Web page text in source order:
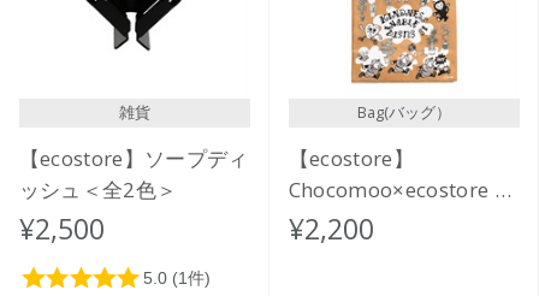
雑貨
【ecostore】ソープディ
ッシュ＜全2色＞
¥2,500
Bag(バッグ）
【ecostore】
Chocomoo×ecostore ウ
ォッシャブルペーパーバ
ッグ<BROWN>
¥2,200